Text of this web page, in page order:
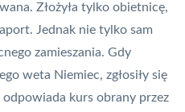
Złożyła tylko obietnicę,
Jednak nie tylko sam
zamieszania. Gdy
weta Niemiec, zgłosiły się
kurs obrany przez